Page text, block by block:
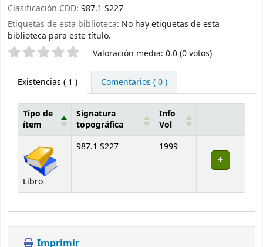
Clasificación CDD: 987.1 S227
Etiquetas de esta biblioteca: No hay etiquetas de esta
biblioteca para este título.
Valoración Valoración media: 0.0 (0 votos)
Existencias ( 1 ) Comentarios ( 0 )
Tipo de
ítem
Signatura
topográfica
Info
Vol
Libro
987.1 S227 1999
Imprimir